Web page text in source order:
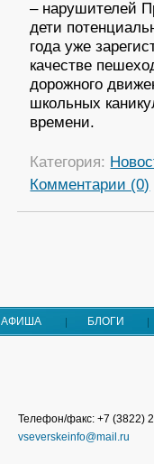
– нарушителей
дети
года уже
качестве
дорожного
школьных
времени.
Категория:
Комментарии (0)
АФИША БЛОГИ
Телефон/факс: +7 (3822)
vseverskeinfo@mail.ru